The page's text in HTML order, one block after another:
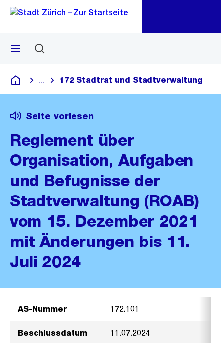
Navigation
Sprunglink
Menü
Deutsch
Blende alle Breadcrumbs ein
172 Stadtrat und Stadtverwaltung
Seite vorlesen
Reglement über
Organisation, Aufgaben
und Befugnisse der
Stadtverwaltung (ROAB)
vom 15. Dezember 2021
mit Änderungen bis 11.
Juli 2024
AS-Nummer 172.101
Beschlussdatum 11.07.2024